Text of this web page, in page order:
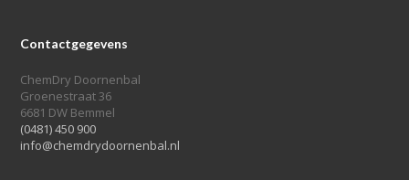
Contactgegevens
ChemDry Doornenbal
Groenestraat 36
6681 DW Bemmel
(0481) 450 900
info@chemdrydoornenbal.nl